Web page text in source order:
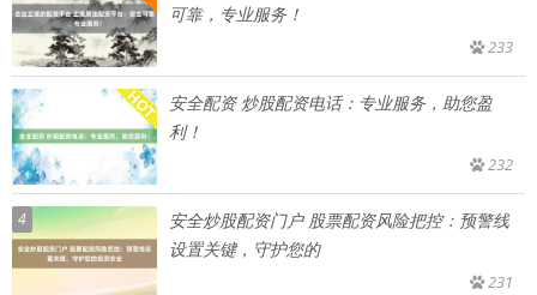
可靠，专业服务！
233
安全配资 炒股配资电话：专业服务，助您盈
利！
232
4
安全炒股配资门户 股票配资风险把控：预警线
设置关键，守护您的
231